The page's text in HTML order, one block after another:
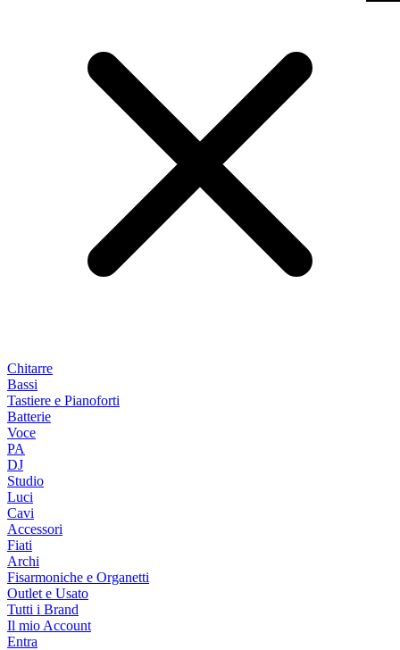
Chitarre
Bassi
Tastiere e Pianoforti
Batterie
Voce
PA
DJ
Studio
Luci
Cavi
Accessori
Fiati
Archi
Fisarmoniche e Organetti
Outlet e Usato
Tutti i Brand
Il mio Account
Entra